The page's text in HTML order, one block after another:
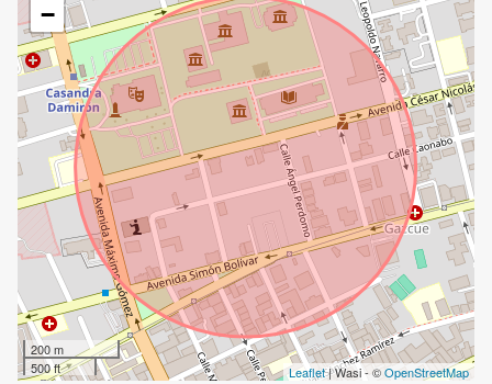
−
200 m
500 ft
Leaflet| Wasi - ©OpenStreetMap